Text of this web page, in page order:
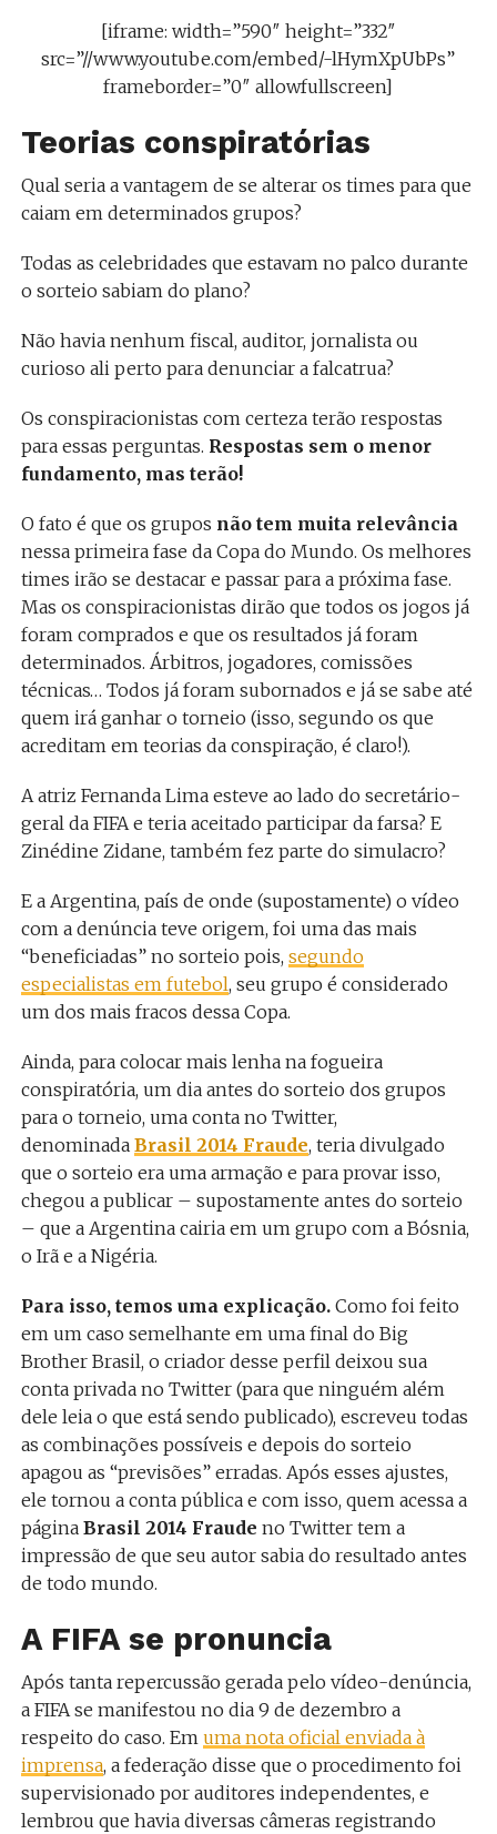
[iframe: width=”590″ height=”332″
src=”//www.youtube.com/embed/-lHymXpUbPs”
frameborder=”0″ allowfullscreen]
Teorias conspiratórias
Qual seria a vantagem de se alterar os times para que
caiam em determinados grupos?
Todas as celebridades que estavam no palco durante
o sorteio sabiam do plano?
Não havia nenhum fiscal, auditor, jornalista ou
curioso ali perto para denunciar a falcatrua?
Os conspiracionistas com certeza terão respostas
para essas perguntas. Respostas sem o menor
fundamento, mas terão!
O fato é que os grupos não tem muita relevância
nessa primeira fase da Copa do Mundo. Os melhores
times irão se destacar e passar para a próxima fase.
Mas os conspiracionistas dirão que todos os jogos já
foram comprados e que os resultados já foram
determinados. Árbitros, jogadores, comissões
técnicas… Todos já foram subornados e já se sabe até
quem irá ganhar o torneio (isso, segundo os que
acreditam em teorias da conspiração, é claro!).
A atriz Fernanda Lima esteve ao lado do secretário-
geral da FIFA e teria aceitado participar da farsa? E
Zinédine Zidane, também fez parte do simulacro?
E a Argentina, país de onde (supostamente) o vídeo
com a denúncia teve origem, foi uma das mais
“beneficiadas” no sorteio pois, segundo
especialistas em futebol, seu grupo é considerado
um dos mais fracos dessa Copa.
Ainda, para colocar mais lenha na fogueira
conspiratória, um dia antes do sorteio dos grupos
para o torneio, uma conta no Twitter,
denominada Brasil 2014 Fraude, teria divulgado
que o sorteio era uma armação e para provar isso,
chegou a publicar – supostamente antes do sorteio
– que a Argentina cairia em um grupo com a Bósnia,
o Irã e a Nigéria.
Para isso, temos uma explicação.Como foi feito
em um caso semelhante em uma final do Big
Brother Brasil, o criador desse perfil deixou sua
conta privada no Twitter (para que ninguém além
dele leia o que está sendo publicado), escreveu todas
as combinações possíveis e depois do sorteio
apagou as “previsões” erradas. Após esses ajustes,
ele tornou a conta pública e com isso, quem acessa a
página Brasil 2014 Fraude no Twitter tem a
impressão de que seu autor sabia do resultado antes
de todo mundo.
A FIFA se pronuncia
Após tanta repercussão gerada pelo vídeo-denúncia,
a FIFA se manifestou no dia 9 de dezembro a
respeito do caso. Em uma nota oficial enviada à
imprensa, a federação disse que o procedimento foi
supervisionado por auditores independentes, e
lembrou que havia diversas câmeras registrando